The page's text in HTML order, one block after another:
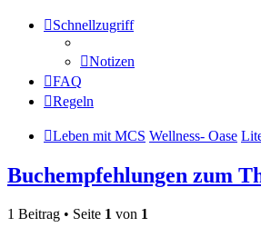
Schnellzugriff
Notizen
FAQ
Regeln
Leben mit MCS Wellness- Oase
Buchempfehlungen zum
1 Beitrag • Seite 1 von 1